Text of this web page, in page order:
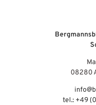
08280
tel.: +49